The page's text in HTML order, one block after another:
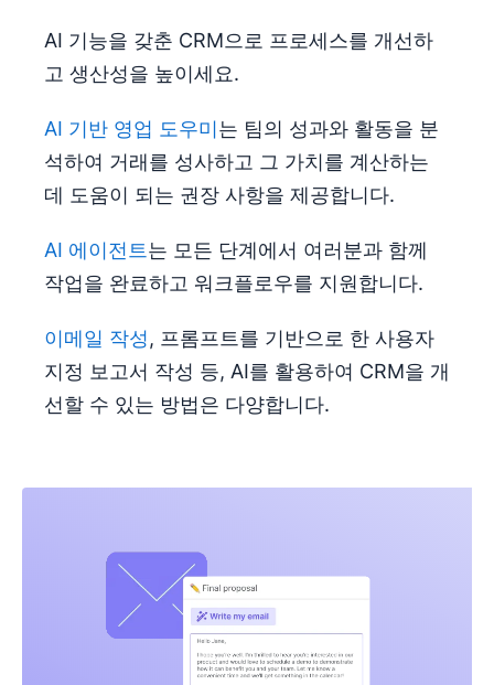
AI 기능을 갖춘 CRM으로 프로세스를 개선하
고 생산성을 높이세요.
AI 기반 영업 도우미는 팀의 성과와 활동을 분
석하여 거래를 성사하고 그 가치를 계산하는
데 도움이 되는 권장 사항을 제공합니다.
AI 에이전트는 모든 단계에서 여러분과 함께
작업을 완료하고 워크플로우를 지원합니다.
이메일 작성, 프롬프트를 기반으로 한 사용자
지정 보고서 작성 등, AI를 활용하여 CRM을 개
선할 수 있는 방법은 다양합니다.